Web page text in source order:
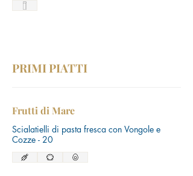
PRIMI PIATTI
Frutti di Mare
Scialatielli di pasta fresca con Vongole e
Cozze - 20